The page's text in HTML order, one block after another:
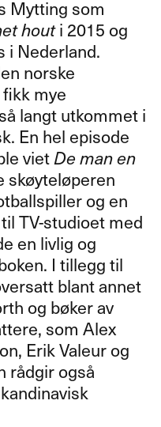
Mytting som
houti 2015 og
i Nederland.
norske
mye
langt utkommet i
En hel episode
vietDe man en
skøyteløperen
og en
TV-studioet med
en livlig og
I tillegg til
blant annet
og bøker av
som Alex
Erik Valeur og
rådgir også